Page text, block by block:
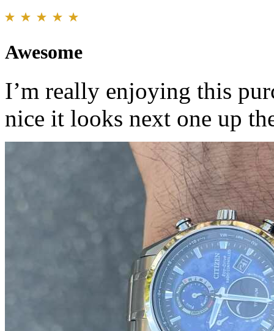
Awesome
I’m really enjoying this
nice it looks next one up